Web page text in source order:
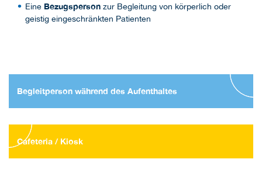
Eine Bezugsperson zur Begleitung von körperlich oder
geistig eingeschränkten Patienten
Begleitperson während des Aufenthaltes
Cafeteria / Kiosk